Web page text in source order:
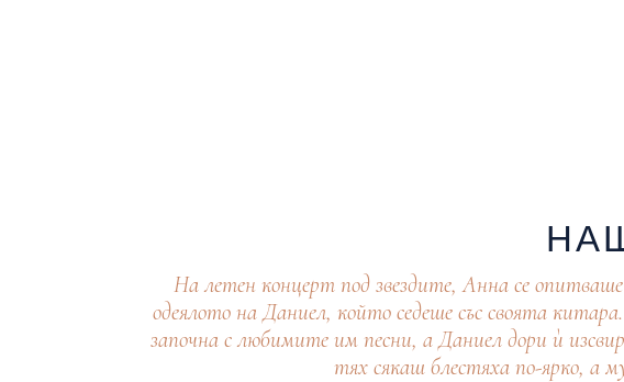
На летен концерт под звездите, Анна се
одеялото на Даниел, който седеше със своята
започна с любимите им песни, а Даниел дори ѝ
тях сякаш блестяха по-ярко, а